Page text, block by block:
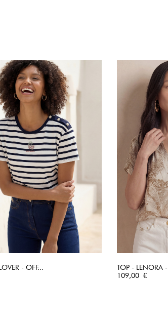
- OFF...
TOP - LENORA -
Prix
109,00 €